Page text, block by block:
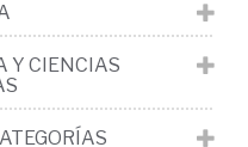
Y CIENCIAS